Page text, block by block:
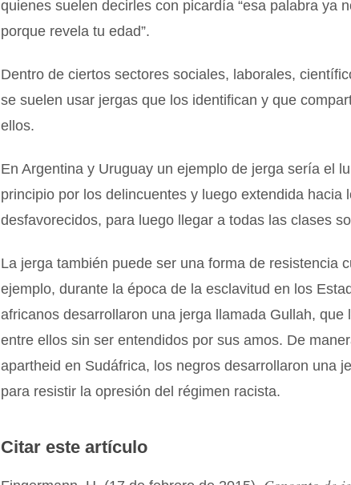
quienes suelen decirles con picardía “esa palabra ya
porque revela tu edad”.
Dentro de ciertos sectores sociales, laborales,
se suelen usar jergas que los identifican y que
ellos.
En Argentina y Uruguay un ejemplo de jerga sería el
principio por los delincuentes y luego extendida hacia
desfavorecidos, para luego llegar a todas las clases
La jerga también puede ser una forma de resistencia
ejemplo, durante la época de la esclavitud en los
africanos desarrollaron una jerga llamada Gullah, que
entre ellos sin ser entendidos por sus amos. De
apartheid en Sudáfrica, los negros desarrollaron una
para resistir la opresión del régimen racista.
Citar este artículo